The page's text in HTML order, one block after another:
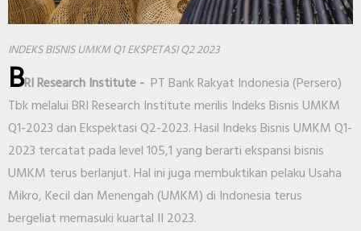
INDEKS BISNIS UMKM Q1 EKSPETASI Q2 2023
BRI Research Institute - PT Bank Rakyat Indonesia (Persero)
Tbk melalui BRI Research Institute merilis Indeks Bisnis UMKM
Q1-2023 dan Ekspektasi Q2-2023. Hasil Indeks Bisnis UMKM Q1-
2023 tercatat pada level 105,1 yang berarti ekspansi bisnis
UMKM terus berlanjut. Hal ini juga membuktikan pelaku Usaha
Mikro, Kecil dan Menengah (UMKM) di Indonesia terus
bergeliat memasuki kuartal II 2023.